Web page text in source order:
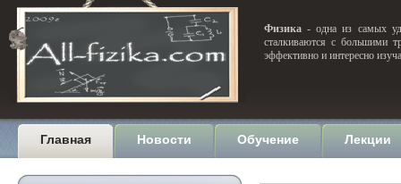
Физика - одна из самых
сталкиваются с большими
эффективно и интересно
Главная Новости Обучение Лекции